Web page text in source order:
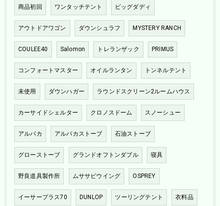
商品初回 ワンタッチテント ビッグダディ
アウトドアワゴン ダウンシュラフ MYSTERY RANCH
COULEE40 Salomon トレランザック PRIMUS
コンフォートマスター オイルランタン トンネルテント
未使用 ダウンハガー ラウンドスクリーン2ルームハウス
カーサイドシェルター クロノスドーム スノーシュー
アルパカ アルパカストーブ 石油ストーブ
グローストーブ グランドオフトンダブル 寝具
野良道具製作所 ムササビウイング OSPREY
イーサープラス70 DUNLOP ツーリングテント 衣料品